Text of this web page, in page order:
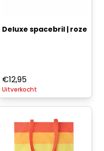
Deluxe spacebril | roze
€12,95
Uitverkocht